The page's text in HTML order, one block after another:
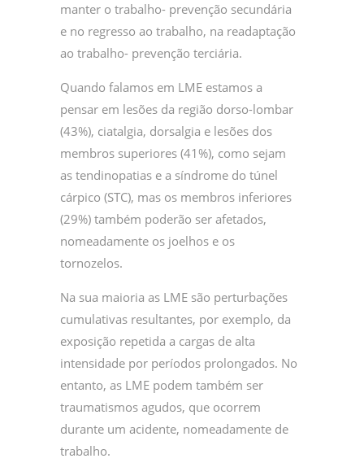
manter o trabalho- prevenção secundária
e no regresso ao trabalho, na readaptação
ao trabalho- prevenção terciária.
Quando falamos em LME estamos a
pensar em lesões da região dorso-lombar
(43%), ciatalgia, dorsalgia e lesões dos
membros superiores (41%), como sejam
as tendinopatias e a síndrome do túnel
cárpico (STC), mas os membros inferiores
(29%) também poderão ser afetados,
nomeadamente os joelhos e os
tornozelos.
Na sua maioria as LME são perturbações
cumulativas resultantes, por exemplo, da
exposição repetida a cargas de alta
intensidade por períodos prolongados. No
entanto, as LME podem também ser
traumatismos agudos, que ocorrem
durante um acidente, nomeadamente de
trabalho.